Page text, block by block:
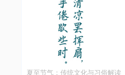
夏至节气：传统文化与习俗解读